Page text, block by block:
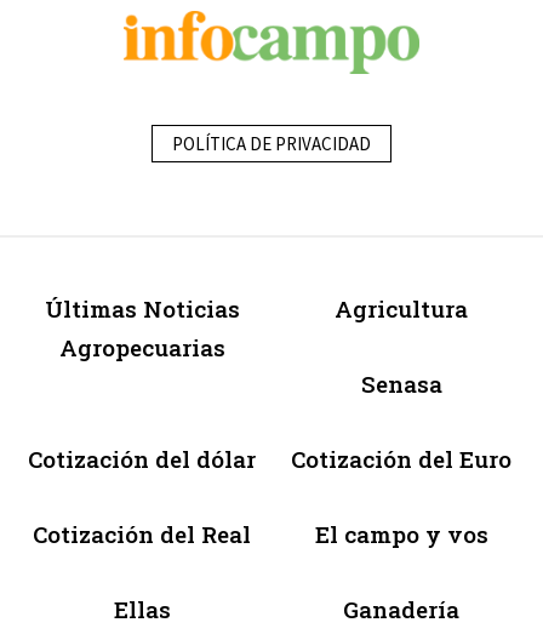
POLÍTICA DE PRIVACIDAD
Últimas Noticias
Agropecuarias
Agricultura
Senasa
Cotización del dólar Cotización del Euro
Cotización del Real El campo y vos
Ellas Ganadería